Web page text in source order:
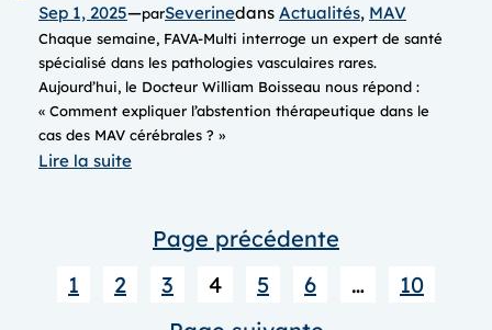
Sep 1, 2025—parSeverinedans Actualités, MAV
Chaque semaine, FAVA-Multi interroge un expert de santé
spécialisé dans les pathologies vasculaires rares.
Aujourd’hui, le Docteur William Boisseau nous répond :
« Comment expliquer l’abstention thérapeutique dans le
cas des MAV cérébrales ? » ​​
Lire la suite:
« Comment
l’abstention
thérapeutique
Page précédente
1
2 3 4 5 6 …
10